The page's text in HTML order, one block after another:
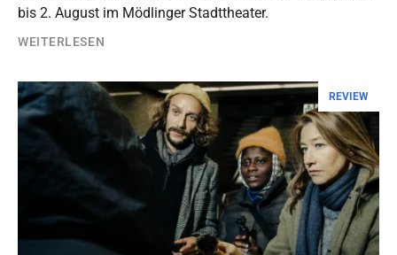
bis 2. August im Mödlinger Stadttheater.
WEITERLESEN
REVIEW